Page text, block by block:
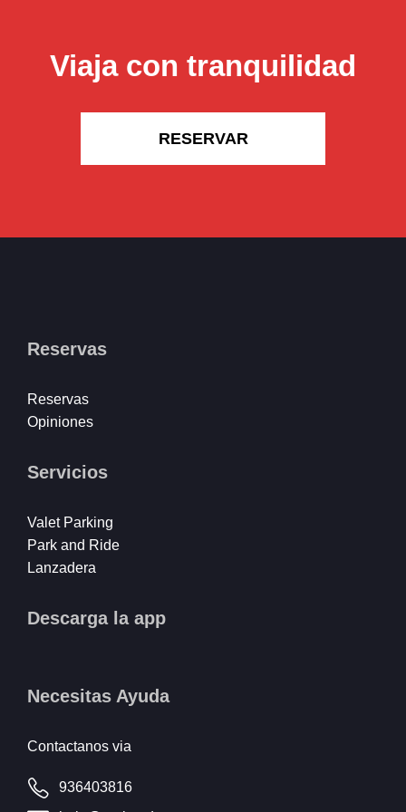
Viaja con tranquilidad
RESERVAR
Reservas
Reservas
Opiniones
Servicios
Valet Parking
Park and Ride
Lanzadera
Descarga la app
Necesitas Ayuda
Contactanos via
936403816